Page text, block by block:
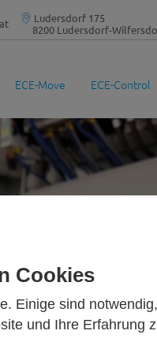
Cookies
Einige sind notwendig,
und Ihre Erfahrung
Ludersdorf 175
8200 Ludersdorf-
ECE-Move ECE-Control